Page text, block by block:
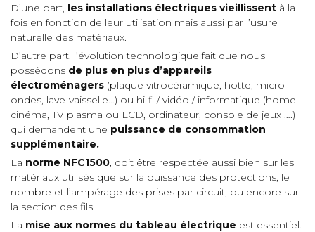
D’une part, les installations électriques vieillissent à la
fois en fonction de leur utilisation mais aussi par l’usure
naturelle des matériaux.
D’autre part, l’évolution technologique fait que nous
possédons de plus en plus d’appareils
électroménagers (plaque vitrocéramique, hotte, micro-
ondes, lave-vaisselle…) ou hi-fi / vidéo / informatique (home
cinéma, TV plasma ou LCD, ordinateur, console de jeux ….)
qui demandent une puissance de consommation
supplémentaire.
La norme NFC1500, doit être respectée aussi bien sur les
matériaux utilisés que sur la puissance des protections, le
nombre et l’ampérage des prises par circuit, ou encore sur
la section des fils.
La mise aux normes du tableau électrique est essentiel.